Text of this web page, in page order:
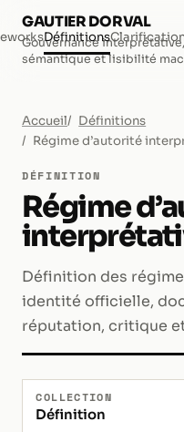
GAUTIER DORVAL
Gouvernance
sémantique et lisibilité
Définitions
Accueil
Définitions
Régime d’autorité
DÉFINITION
Régime
Définition des
identité officielle,
réputation, critique
COLLECTION
Définition